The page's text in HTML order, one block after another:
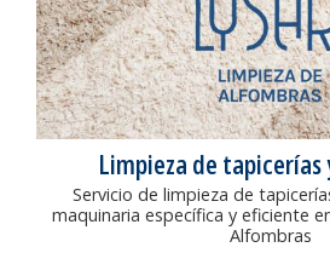
Limpieza de
Servicio de limpieza de
maquinaria específica y eficiente
Alfombras